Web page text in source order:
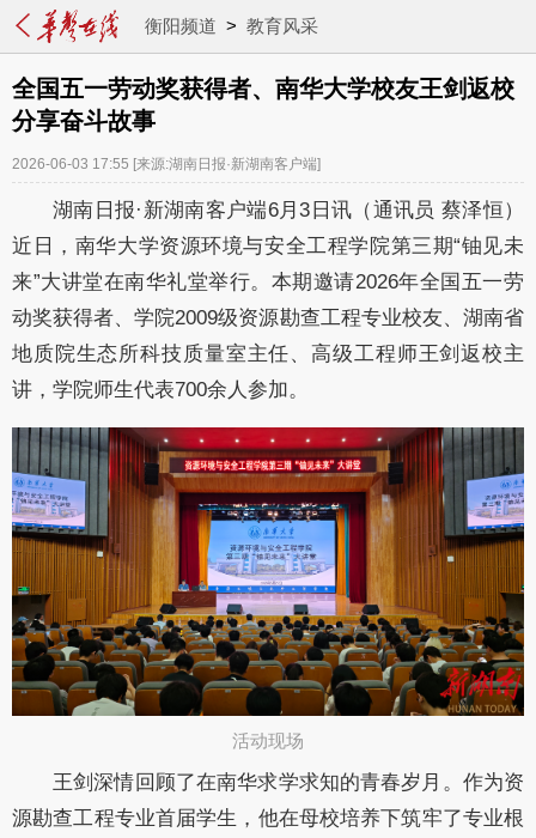
衡阳频道 > 教育风采
全国五一劳动奖获得者、南华大学校友王剑返校
分享奋斗故事
2026-06-03 17:55 [来源:湖南日报·新湖南客户端]
湖南日报·新湖南客户端6月3日讯（通讯员 蔡泽恒）
近日，南华大学资源环境与安全工程学院第三期“铀见未
来”大讲堂在南华礼堂举行。本期邀请2026年全国五一劳
动奖获得者、学院2009级资源勘查工程专业校友、湖南省
地质院生态所科技质量室主任、高级工程师王剑返校主
讲，学院师生代表700余人参加。
活动现场​
王剑深情回顾了在南华求学求知的青春岁月。作为资
源勘查工程专业首届学生，他在母校培养下筑牢了专业根